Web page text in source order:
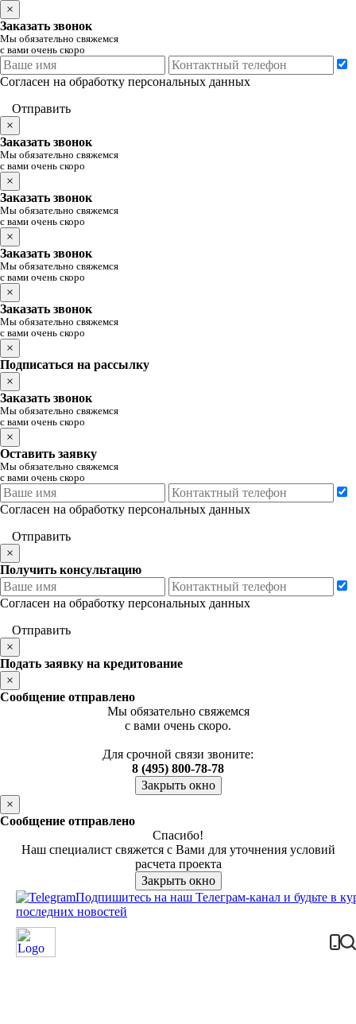
×
Заказать звонок
Мы обязательно свяжемся
с вами очень скоро
Согласен на обработку персональных данных
Отправить
×
Заказать звонок
Мы обязательно свяжемся
с вами очень скоро
×
Заказать звонок
Мы обязательно свяжемся
с вами очень скоро
×
Заказать звонок
Мы обязательно свяжемся
с вами очень скоро
×
Заказать звонок
Мы обязательно свяжемся
с вами очень скоро
×
Подписаться на рассылку
×
Заказать звонок
Мы обязательно свяжемся
с вами очень скоро
×
Оставить заявку
Мы обязательно свяжемся
с вами очень скоро
Согласен на обработку персональных данных
Отправить
×
Получить консультацию
Согласен на обработку персональных данных
Отправить
×
Подать заявку на кредитование
×
Сообщение отправлено
Мы обязательно свяжемся
с вами очень скоро.
Для срочной связи звоните:
8 (495) 800-78-78
Закрыть окно
×
Сообщение отправлено
Спасибо!
Наш специалист свяжется с Вами для уточнения условий
расчета проекта
Закрыть окно
Подпишитесь на наш Телеграм-канал и будьте в
последних новостей